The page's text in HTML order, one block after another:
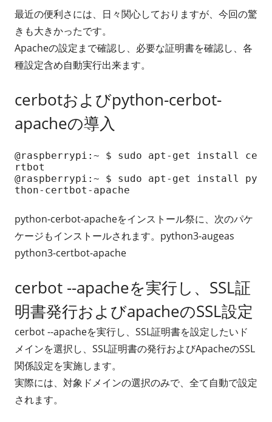
最近の便利さには、日々関心しておりますが、今回の驚
きも大きかったです。
Apacheの設定まで確認し、必要な証明書を確認し、各
種設定含め自動実行出来ます。
cerbotおよびpython-cerbot-
apacheの導入
@raspberrypi:~ $ sudo apt-get install ce
rtbot
@raspberrypi:~ $ sudo apt-get install py
thon-certbot-apache
python-cerbot-apacheをインストール祭に、次のパケ
ケージもインストールされます。python3-augeas
python3-certbot-apache
cerbot --apacheを実行し、SSL証
明書発行およびapacheのSSL設定
cerbot --apacheを実行し、SSL証明書を設定したいド
メインを選択し、SSL証明書の発行およびApacheのSSL
関係設定を実施します。
実際には、対象ドメインの選択のみで、全て自動で設定
されます。